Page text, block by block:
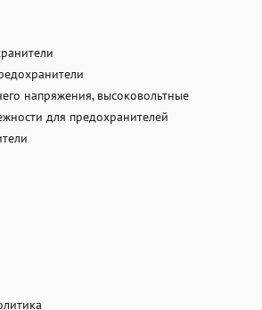
напряжения, высоковольтные
для предохранителей